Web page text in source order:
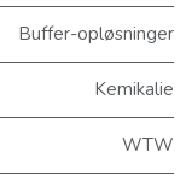
Buffer-opløsninger
Kemikalie
WTW